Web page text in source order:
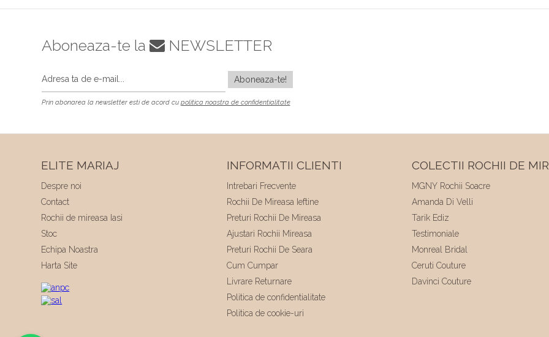
Aboneaza-te la NEWSLETTER
Prin abonarea la newsletter esti de acord cu politica noastra de confidentialitate
ELITE MARIAJ
Despre noi
Contact
Rochii de mireasa Iasi
Stoc
Echipa Noastra
Harta Site
INFORMATII CLIENTI
Intrebari Frecvente
Rochii De Mireasa Ieftine
Preturi Rochii De Mireasa
Ajustari Rochii Mireasa
Preturi Rochii De Seara
Cum Cumpar
Livrare Returnare
Politica de confidentialitate
Politica de cookie-uri
COLECTII ROCHII DE
MGNY Rochii Soacre
Amanda Di Velli
Tarik Ediz
Testimoniale
Monreal Bridal
Ceruti Couture
Davinci Couture